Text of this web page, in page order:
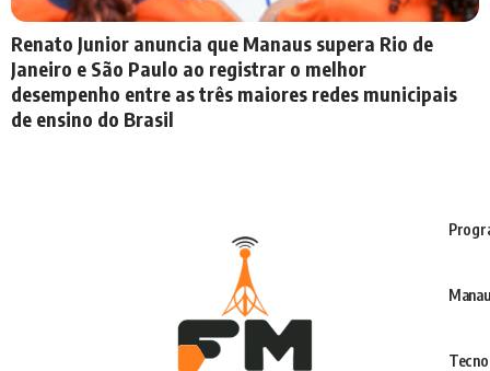
Renato Junior anuncia que Manaus supera Rio de
Janeiro e São Paulo ao registrar o melhor
desempenho entre as três maiores redes municipais
de ensino do Brasil